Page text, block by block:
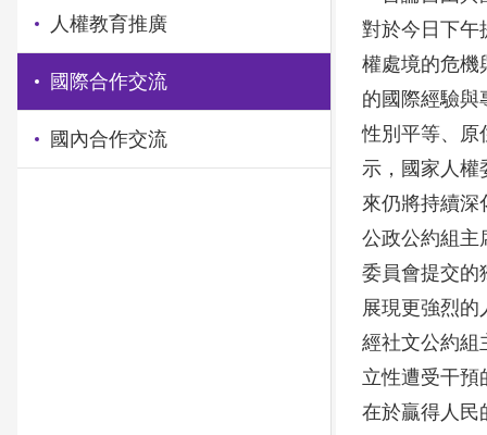
人權教育推廣
國際合作交流
國內合作交流
對於今日下午
權處境的危機
的國際經驗與
性別平等、原
示，國家人權
來仍將持續深
公政公約組主
委員會提交的
展現更強烈
經社文公約組
立性遭受干預
在於贏得人民